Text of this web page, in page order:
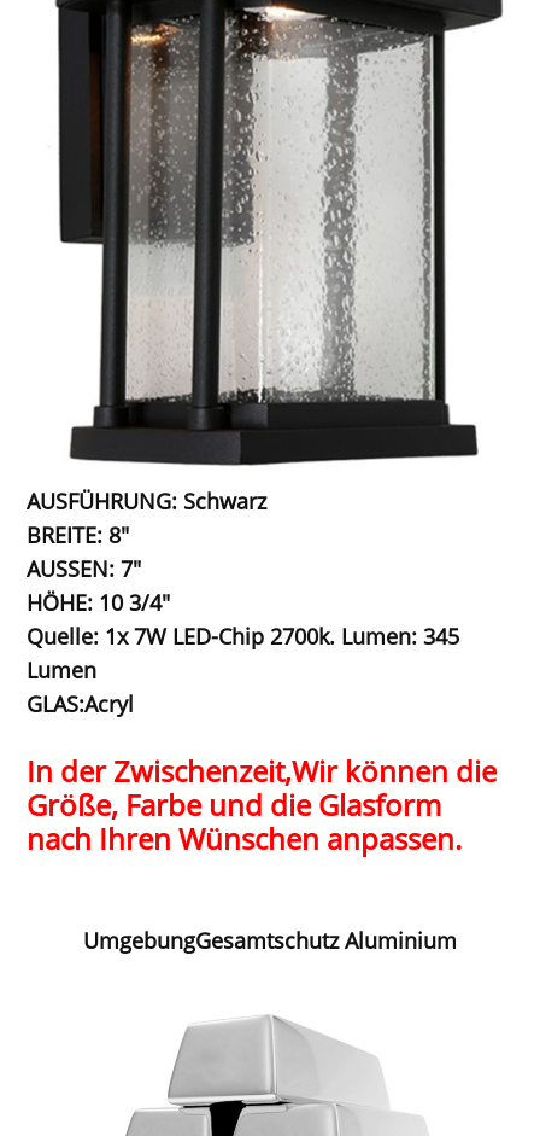
AUSFÜHRUNG: Schwarz
BREITE: 8"
AUSSEN: 7"
HÖHE: 10 3/4"
Quelle: 1x 7W LED-Chip 2700k. Lumen: 345
Lumen
GLAS:Acryl
In der Zwischenzeit,Wir können die
Größe, Farbe und die Glasform
nach Ihren Wünschen anpassen.
UmgebungGesamtschutz Aluminium